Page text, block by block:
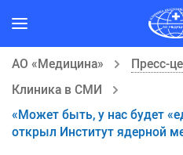
АО «Медицина»
Пресс-
Клиника в СМИ
«Может быть, у нас будет
открыл Институт ядерной